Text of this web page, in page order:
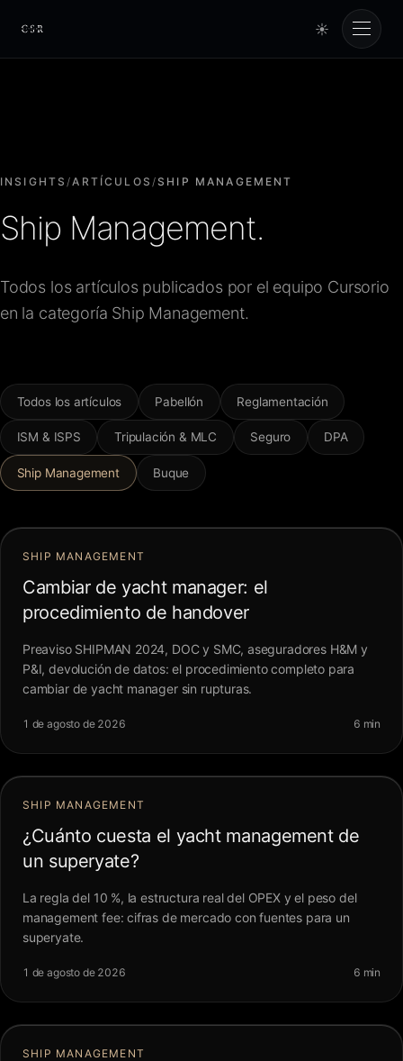
Cursorio
☀
Cursorio Manager
Herramientas
Insights
FAQ
Contacto
INSIGHTS/ARTÍCULOS / SHIP MANAGEMENT
Ship Management.
Todos los artículos publicados por el equipo Cursorio
en la categoría Ship Management.
Todos los artículos Pabellón Reglamentación
ISM & ISPS Tripulación & MLC Seguro DPA
Ship Management Buque
SHIP MANAGEMENT
Cambiar de yacht manager: el
procedimiento de handover
Preaviso SHIPMAN 2024, DOC y SMC, aseguradores H&M y
P&I, devolución de datos: el procedimiento completo para
cambiar de yacht manager sin rupturas.
1 de agosto de 2026 6 min
SHIP MANAGEMENT
¿Cuánto cuesta el yacht management de
un superyate?
La regla del 10 %, la estructura real del OPEX y el peso del
management fee: cifras de mercado con fuentes para un
superyate.
1 de agosto de 2026 6 min
SHIP MANAGEMENT